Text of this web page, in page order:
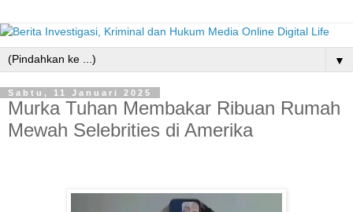
▼
Sabtu, 11 Januari 2025
Murka Tuhan Membakar Ribuan Rumah
Mewah Selebrities di Amerika